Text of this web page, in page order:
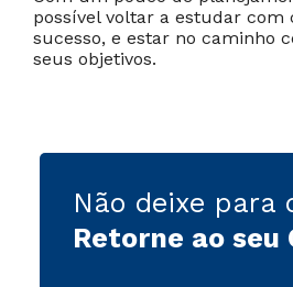
possível voltar a estudar com
sucesso, e estar no caminho
seus objetivos.
Não deixe para
Retorne ao seu